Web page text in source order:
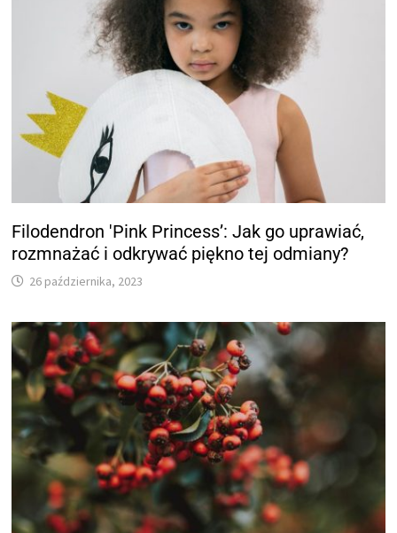
Filodendron 'Pink Princess’: Jak go uprawiać,
rozmnażać i odkrywać piękno tej odmiany?
26 października, 2023